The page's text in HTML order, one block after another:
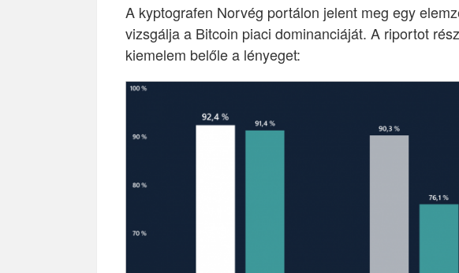
A kyptografen Norvég portálon jelent meg egy
vizsgálja a Bitcoin piaci dominanciáját. A riportot
kiemelem belőle a lényeget: